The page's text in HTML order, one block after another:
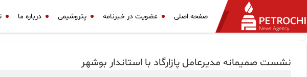
صفحه اصلی عضویت در خبرنامه پتروشیمی درباره ما
نشست صمیمانه مدیرعامل پازارگاد با استاندار بوشهر